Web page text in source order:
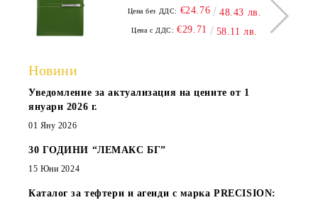
Цена без ДДС: €24.76 48.43 лв.
Цена с ДДС: €29.71 58.11 лв.
Новини
Уведомление за актуализация на цените от 1
януари 2026 г.
01 Яну 2026
30 ГОДИНИ “ЛЕМАКС БГ”
15 Юни 2024
Каталог за тефтери и агенди с марка PRECISION: